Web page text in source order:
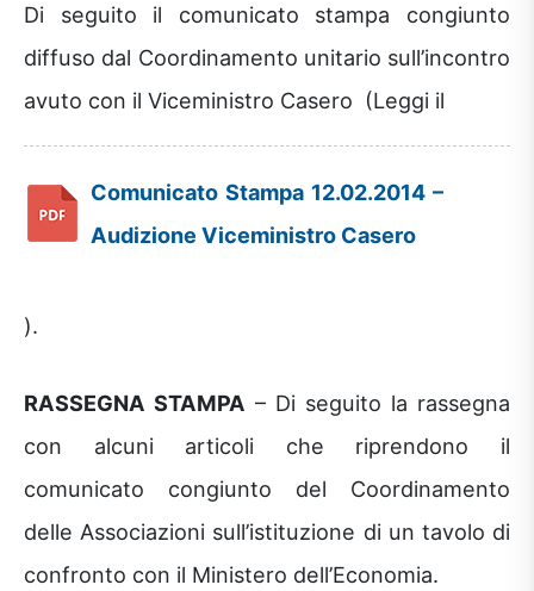
Di seguito il comunicato stampa congiunto
diffuso dal Coordinamento unitario sull’incontro
avuto con il Viceministro Casero (Leggi il
Comunicato Stampa 12.02.2014 –
Audizione Viceministro Casero
).
RASSEGNA STAMPA – Di seguito la rassegna
con alcuni articoli che riprendono il
comunicato congiunto del Coordinamento
delle Associazioni sull’istituzione di un tavolo di
confronto con il Ministero dell’Economia.